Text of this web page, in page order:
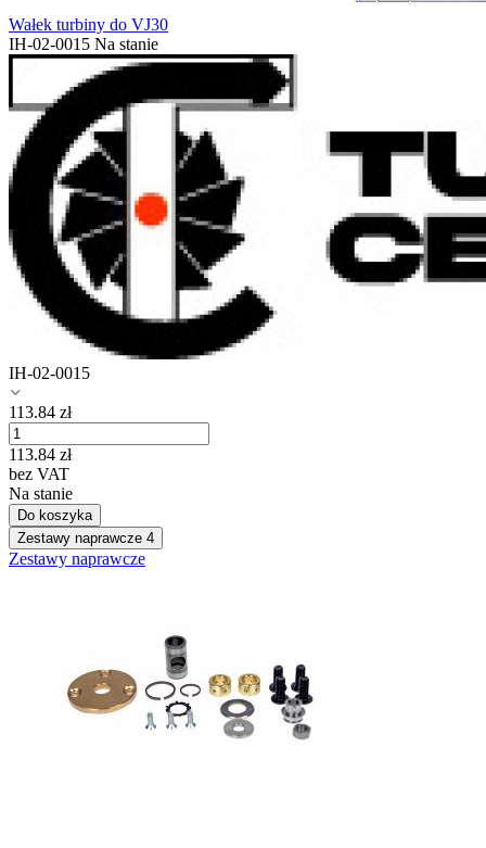
Wałek turbiny do VJ30
IH-02-0015 Na stanie
IH-02-0015
113.84 zł
113.84 zł
bez VAT
Na stanie
Do koszyka
Zestawy naprawcze 4
Zestawy naprawcze